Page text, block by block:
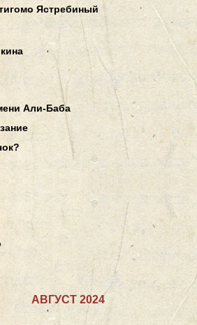
Ястребиный
Али-Баба
АВГУСТ 2024